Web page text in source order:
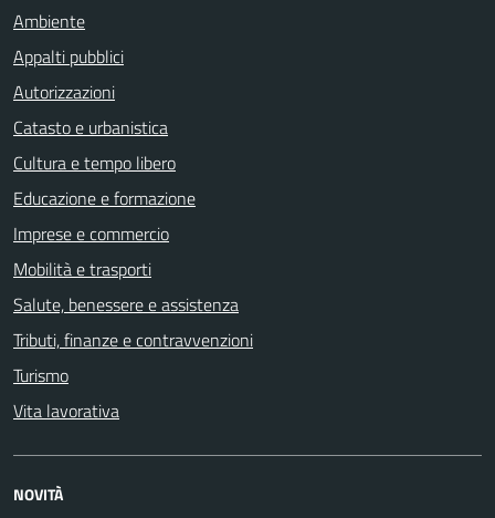
Ambiente
Appalti pubblici
Autorizzazioni
Catasto e urbanistica
Cultura e tempo libero
Educazione e formazione
Imprese e commercio
Mobilità e trasporti
Salute, benessere e assistenza
Tributi, finanze e contravvenzioni
Turismo
Vita lavorativa
NOVITÀ